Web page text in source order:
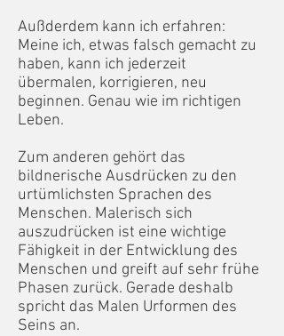
Außderdem kann ich erfahren:
Meine ich, etwas falsch gemacht zu
haben, kann ich jederzeit
übermalen, korrigieren, neu
beginnen. Genau wie im richtigen
Leben.
Zum anderen gehört das
bildnerische Ausdrücken zu den
urtümlichsten Sprachen des
Menschen. Malerisch sich
auszudrücken ist eine wichtige
Fähigkeit in der Entwicklung des
Menschen und greift auf sehr frühe
Phasen zurück. Gerade deshalb
spricht das Malen Urformen des
Seins an.